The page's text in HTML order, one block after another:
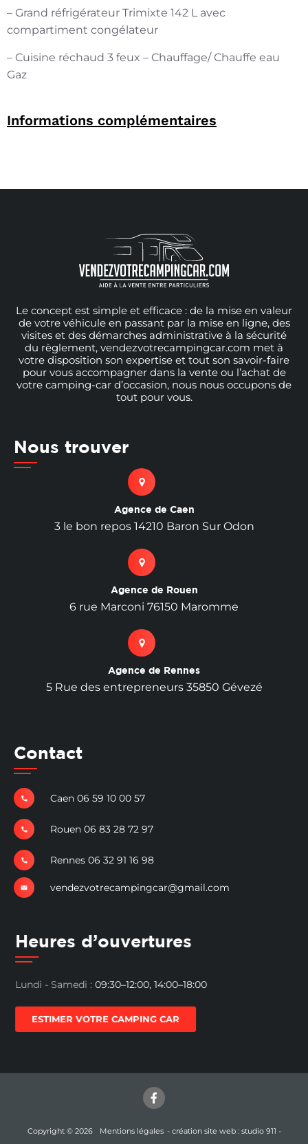
– Grand réfrigérateur Trimixte 142 L avec
compartiment congélateur
– Cuisine réchaud 3 feux – Chauffage/ Chauffe eau
Gaz
Informations complémentaires
Le concept est simple et efficace : de la mise en valeur
de votre véhicule en passant par la mise en ligne, des
visites et des démarches administrative à la sécurité
du règlement, vendezvotrecampingcar.com met à
votre disposition son expertise et tout son savoir-faire
pour vous accompagner dans la vente ou l’achat de
votre camping-car d’occasion, nous nous occupons de
tout pour vous.
Nous trouver
Agence de Caen
3 le bon repos 14210 Baron Sur Odon
Agence de Rouen
6 rue Marconi 76150 Maromme
Agence de Rennes
5 Rue des entrepreneurs 35850 Gévezé
Contact
Caen 06 59 10 00 57
Rouen 06 83 28 72 97
Rennes 06 32 91 16 98
vendezvotrecampingcar@gmail.com
Heures d’ouvertures
Lundi - Samedi : 09:30–12:00, 14:00–18:00
ESTIMER VOTRE CAMPING CAR
Copyright © 2026 Mentions légales - création site web : studio 911 -